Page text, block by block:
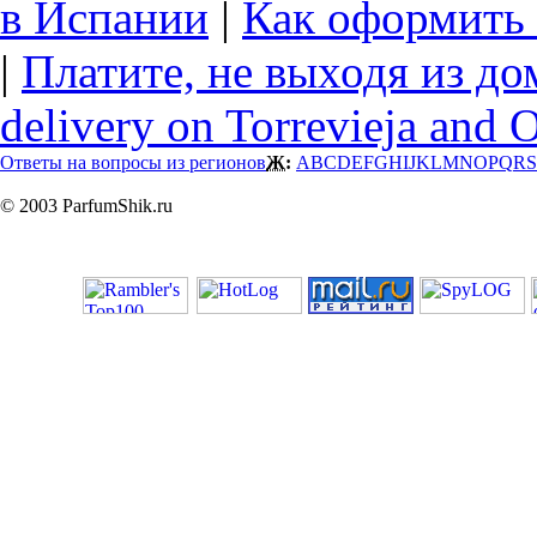
в Испании | Как оформить
| Платите, не выходя из
delivery on Torrevieja and
Ответы на вопросы из регионовЖ: ABCDEFGHIJKLMNOPQRS
© 2003 ParfumShik.ru